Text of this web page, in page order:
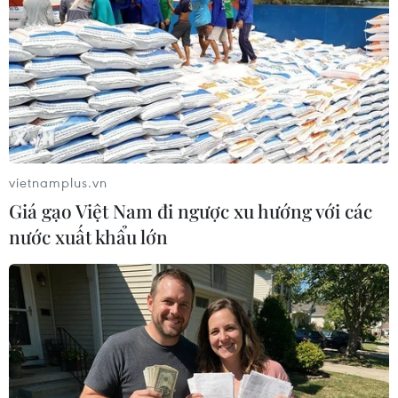
số lượng, chủng loại, thời gian, tiến độ có thể
cung cấp giống gà, giống vịt là tháng 12/2025
muộn hơn so với quy định về cung ứng.
Ngày 9/7/2025, nhà thầu vẫn đến đối chiếu (đối
chiếu 4 lần từ ngày 24/6/2025 đến ngày 9/7/2025)
mà không thông tin lại cho chủ đầu tư biết,
thậm chí ngày 18/7/2025 nhà thầu vẫn ký biên
bản hoàn thiện hợp đồng (thống nhất chủng
loại, số lượng, tiến độ, xuất xứ hàng hóa như
cam kết trong E-HSDT) mà không cung cấp
Thông báo trên.
Điều này chứng minh là nhà thầu cố ý cung cấp
thông tin, tài liệu không trung thực, không
khách quan trong hồ sơ dự thầu nhằm làm sai
lệch kết quả lựa chọn nhà thầu.
vietnamplus.vn
Giá gạo Việt Nam đi ngược xu hướng với các
nước xuất khẩu lớn